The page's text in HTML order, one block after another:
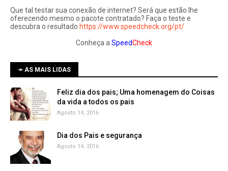
Que tal testar sua conexão de internet? Será que estão lhe
oferecendo mesmo o pacote contratado? Faça o teste e
descubra o resultado https://www.speedcheck.org/pt/
Conheça a SpeedCheck
➛ AS MAIS LIDAS
Feliz dia dos pais; Uma homenagem do Coisas
da vida a todos os pais
Agosto 14, 2016
Dia dos Pais e segurança
Agosto 14, 2016